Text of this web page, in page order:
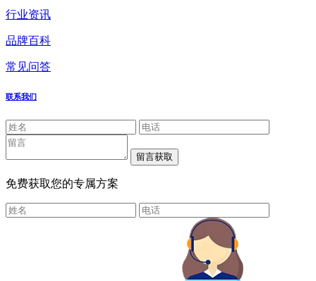
行业资讯
品牌百科
常见问答
联系我们
免费获取您的专属方案